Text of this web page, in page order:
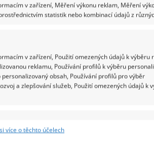
v zařízení, Měření výkonu reklam, Měření
statistik nebo kombinací údajů z
v zařízení, Použití omezených údajů k výběru
reklamu, Používání profilů k výběru
obsah, Používání profilů pro výběr
a zlepšování služeb, Použití omezených údajů k
více o těchto účelech